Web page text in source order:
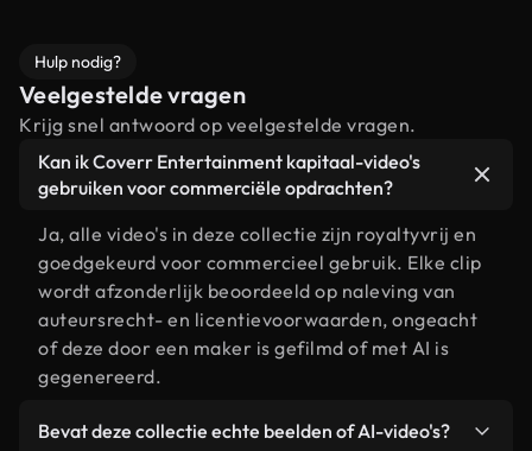
Hulp nodig?
Veelgestelde vragen
Krijg snel antwoord op veelgestelde vragen.
Kan ik Coverr Entertainment kapitaal-video's
gebruiken voor commerciële opdrachten?
Ja, alle video's in deze collectie zijn royaltyvrij en
goedgekeurd voor commercieel gebruik. Elke clip
wordt afzonderlijk beoordeeld op naleving van
auteursrecht- en licentievoorwaarden, ongeacht
of deze door een maker is gefilmd of met AI is
gegenereerd.
Bevat deze collectie echte beelden of AI-video's?